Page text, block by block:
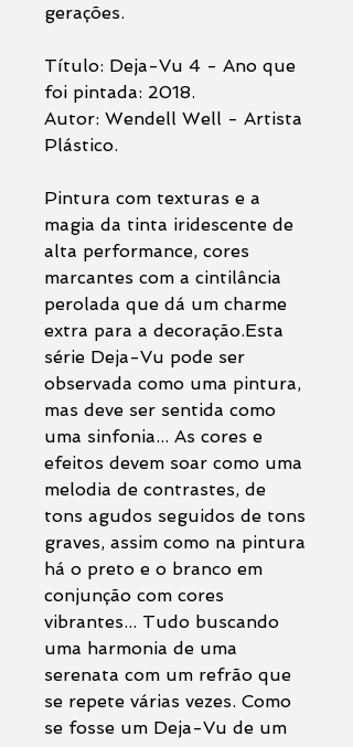
gerações.
Título: Deja-Vu 4 - Ano que
foi pintada: 2018.
Autor: Wendell Well - Artista
Plástico.
Pintura com texturas e a
magia da tinta iridescente de
alta performance, cores
marcantes com a cintilância
perolada que dá um charme
extra para a decoração.Esta
série Deja-Vu pode ser
observada como uma pintura,
mas deve ser sentida como
uma sinfonia... As cores e
efeitos devem soar como uma
melodia de contrastes, de
tons agudos seguidos de tons
graves, assim como na pintura
há o preto e o branco em
conjunção com cores
vibrantes... Tudo buscando
uma harmonia de uma
serenata com um refrão que
se repete várias vezes. Como
se fosse um Deja-Vu de um